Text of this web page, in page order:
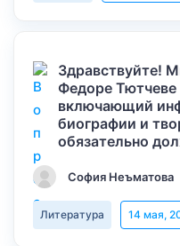
Здравствуйте!
Федоре
включающий
биографии и
обязательно
София Неъматова
Литература 14 мая,